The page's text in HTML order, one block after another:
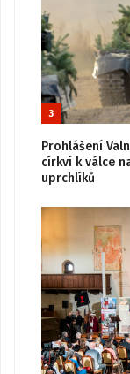
3
Prohlášení
církví k válce
uprchlíků